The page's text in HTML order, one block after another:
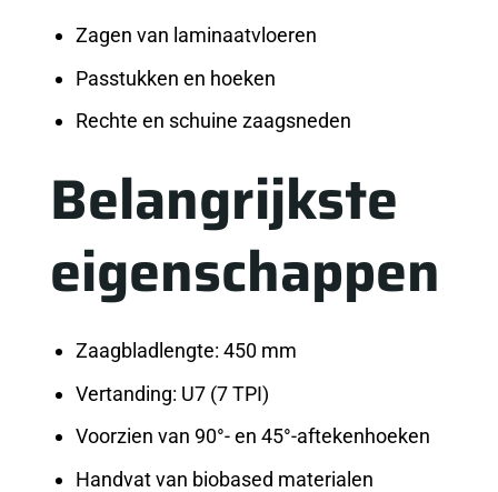
Zagen van laminaatvloeren
Passtukken en hoeken
Rechte en schuine zaagsneden
Belangrijkste
eigenschappen
Zaagbladlengte: 450 mm
Vertanding: U7 (7 TPI)
Voorzien van 90°- en 45°-aftekenhoeken
Handvat van biobased materialen